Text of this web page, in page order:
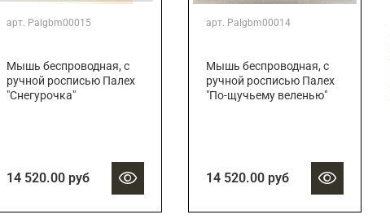
арт. Palgbm00015
Мышь беспроводная, с
ручной росписью Палех
"Снегурочка"
14 520.00 руб
арт. Palgbm00014
Мышь беспроводная, с
ручной росписью Палех
"По-щучьему веленью"
14 520.00 руб